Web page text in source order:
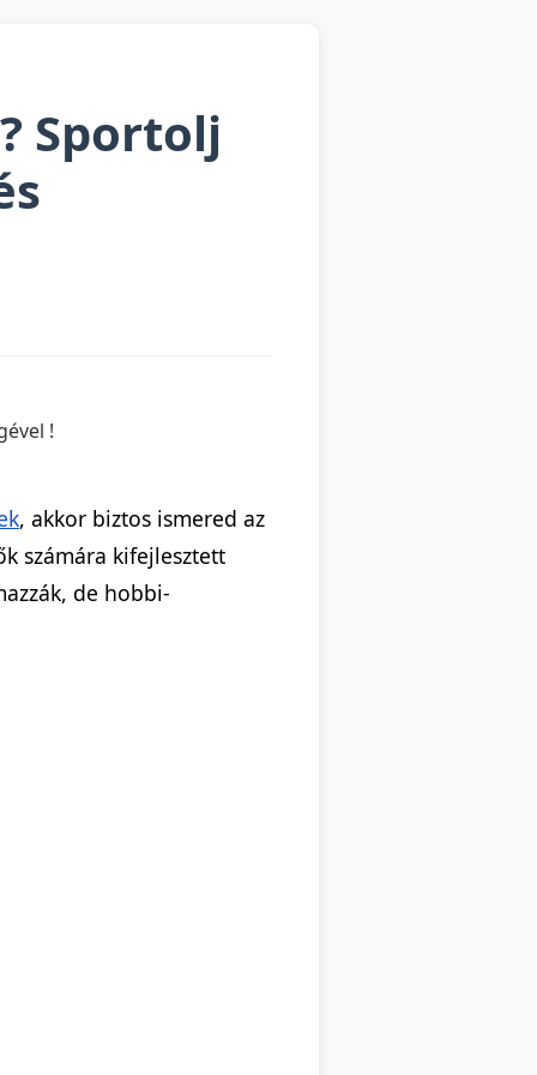
Sportolj
, akkor biztos ismered az
számára kifejlesztett
de hobbi-